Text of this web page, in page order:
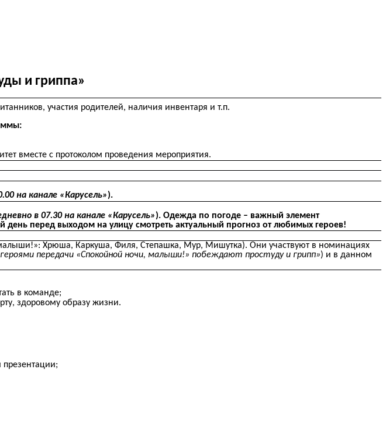
и гриппа»
участия родителей, наличия инвентаря и т.п.
вместе с протоколом проведения мероприятия.
на канале «Карусель»).
в 07.30 на канале «Карусель»). Одежда по погоде – важный элемент
перед выходом на улицу смотреть актуальный прогноз от любимых героев!
Хрюша, Каркуша, Филя, Степашка, Мур, Мишутка). Они участвуют в номинациях
передачи «Спокойной ночи, малыши!» побеждают простуду и грипп») и в данном
в команде;
здоровому образу жизни.
презентации;